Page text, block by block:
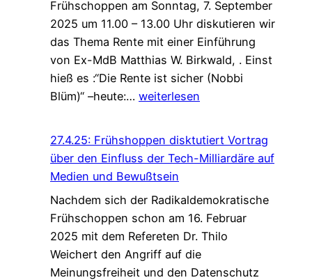
Frühschoppen am Sonntag, 7. September
2025 um 11.00 – 13.00 Uhr diskutieren wir
das Thema Rente mit einer Einführung
von Ex-MdB Matthias W. Birkwald, . Einst
hieß es :“Die Rente ist sicher (Nobbi
Blüm)“ –heute:… Radikaldemokratischer
„Die
Rente
ist
sicher!?“
weiterlesen
27.4.25: Frühshoppen disktutiert Vortrag
über den Einfluss der Tech-Milliardäre auf
Medien und Bewußtsein
Nachdem sich der Radikaldemokratische
Frühschoppen schon am 16. Februar
2025 mit dem Refereten Dr. Thilo
Weichert den Angriff auf die
Meinungsfreiheit und den Datenschutz